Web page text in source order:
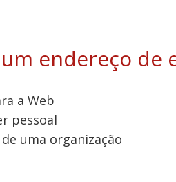
endereço de
a Web
pessoal
uma organização